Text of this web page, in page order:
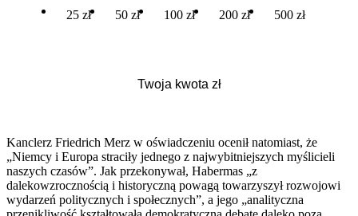
25 zł 50 zł 100 zł 200 zł 500 zł
Kanclerz Friedrich Merz w oświadczeniu ocenił natomiast, że
„Niemcy i Europa straciły jednego z najwybitniejszych myślicieli
naszych czasów”. Jak przekonywał, Habermas „z
dalekowzrocznością i historyczną powagą towarzyszył rozwojowi
wydarzeń politycznych i społecznych”, a jego „analityczna